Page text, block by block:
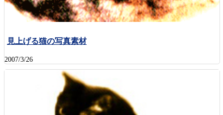
見上げる猫の写真素材
2007/3/26